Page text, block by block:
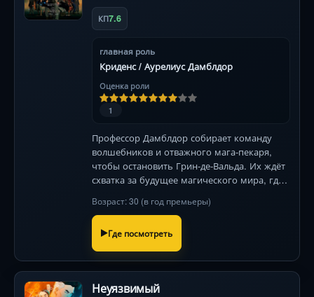
КП7.6
главная роль
Криденс / Аурелиус Дамблдор
Оценка роли
1
Профессор Дамблдор собирает команду
волшебников и отважного мага-пекаря,
чтобы остановить Грин-де-Вальда. Их ждёт
схватка за будущее магического мира, где
пророческое существо.
Возраст: 30 (в год премьеры)
Где посмотреть
Неуязвимый